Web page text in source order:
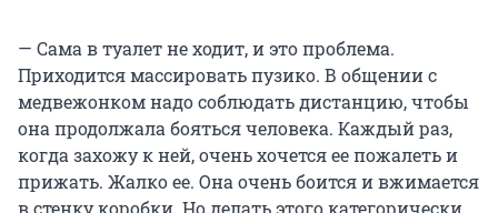
— Сама в туалет не ходит, и это проблема.
Приходится массировать пузико. В общении с
медвежонком надо соблюдать дистанцию, чтобы
она продолжала бояться человека. Каждый раз,
когда захожу к ней, очень хочется ее пожалеть и
прижать. Жалко ее. Она очень боится и вжимается
в стенку коробки. Но делать этого категорически